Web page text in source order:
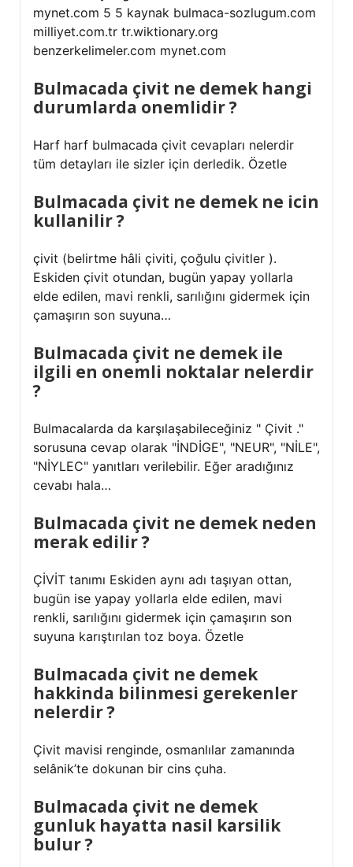
mynet.com 5 5 kaynak bulmaca-sozlugum.com
milliyet.com.tr tr.wiktionary.org
benzerkelimeler.com mynet.com
Bulmacada çivit ne demek hangi
durumlarda onemlidir ?
Harf harf bulmacada çivit cevapları nelerdir
tüm detayları ile sizler için derledik. Özetle
Bulmacada çivit ne demek ne icin
kullanilir ?
çivit (belirtme hâli çiviti, çoğulu çivitler ).
Eskiden çivit otundan, bugün yapay yollarla
elde edilen, mavi renkli, sarılığını gidermek için
çamaşırın son suyuna…
Bulmacada çivit ne demek ile
ilgili en onemli noktalar nelerdir
?
Bulmacalarda da karşılaşabileceğiniz " Çivit ."
sorusuna cevap olarak "İNDİGE", "NEUR", "NİLE",
"NİYLEC" yanıtları verilebilir. Eğer aradığınız
cevabı hala…
Bulmacada çivit ne demek neden
merak edilir ?
ÇİVİT tanımı Eskiden aynı adı taşıyan ottan,
bugün ise yapay yollarla elde edilen, mavi
renkli, sarılığını gidermek için çamaşırın son
suyuna karıştırılan toz boya. Özetle
Bulmacada çivit ne demek
hakkinda bilinmesi gerekenler
nelerdir ?
Çivit mavisi renginde, osmanlılar zamanında
selânik’te dokunan bir cins çuha.
Bulmacada çivit ne demek
gunluk hayatta nasil karsilik
bulur ?